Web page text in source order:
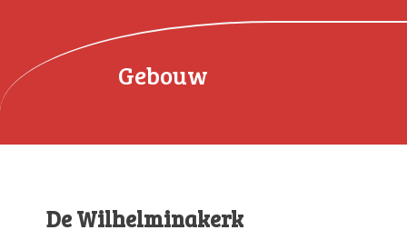
Gebouw
De Wilhelminakerk